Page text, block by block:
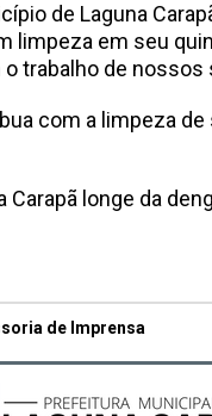
de Laguna
limpeza em seu
trabalho de nossos
com a limpeza de
Carapã longe da
de Imprensa